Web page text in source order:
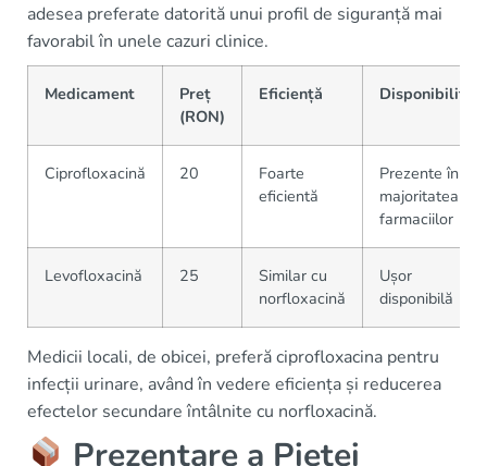
adesea preferate datorită unui profil de siguranță mai
favorabil în unele cazuri clinice.
Medicament
Preț
(RON)
Eficiență
Ciprofloxacină 20
Foarte
eficientă
Prezente în
majoritatea
farmaciilor
Levofloxacină 25
Similar cu
norfloxacină
Ușor
disponibilă
Medicii locali, de obicei, preferă ciprofloxacina pentru
infecții urinare, având în vedere eficiența și reducerea
efectelor secundare întâlnite cu norfloxacină.
Prezentare a Pieței